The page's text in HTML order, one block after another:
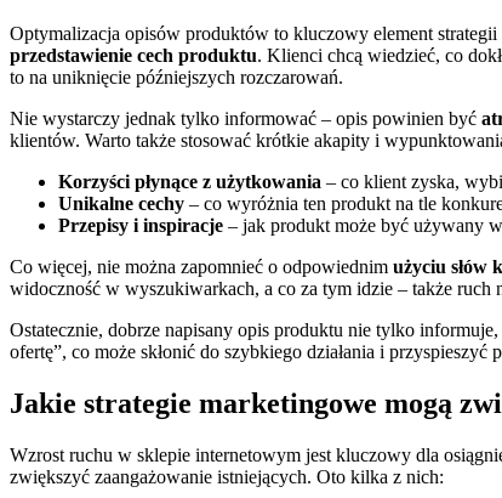
Optymalizacja opisów produktów to kluczowy element
przedstawienie cech produktu. Klienci chcą wiedzieć, co
to na uniknięcie późniejszych rozczarowań.
Nie wystarczy jednak tylko informować – opis powinien być
klientów. Warto także stosować krótkie akapity i
Korzyści płynące z użytkowania – co klient zyska,
Unikalne cechy – co wyróżnia ten produkt na tle
Przepisy i inspiracje – jak produkt może być używany
Co więcej, nie można zapomnieć o odpowiednim użyciu słów
widoczność w wyszukiwarkach, a co za tym idzie – także ruch
Ostatecznie, dobrze napisany opis produktu nie tylko
ofertę”, co może skłonić do szybkiego działania i
Jakie strategie marketingowe mogą
Wzrost ruchu w sklepie internetowym jest kluczowy dla
zwiększyć zaangażowanie istniejących. Oto kilka z nich: